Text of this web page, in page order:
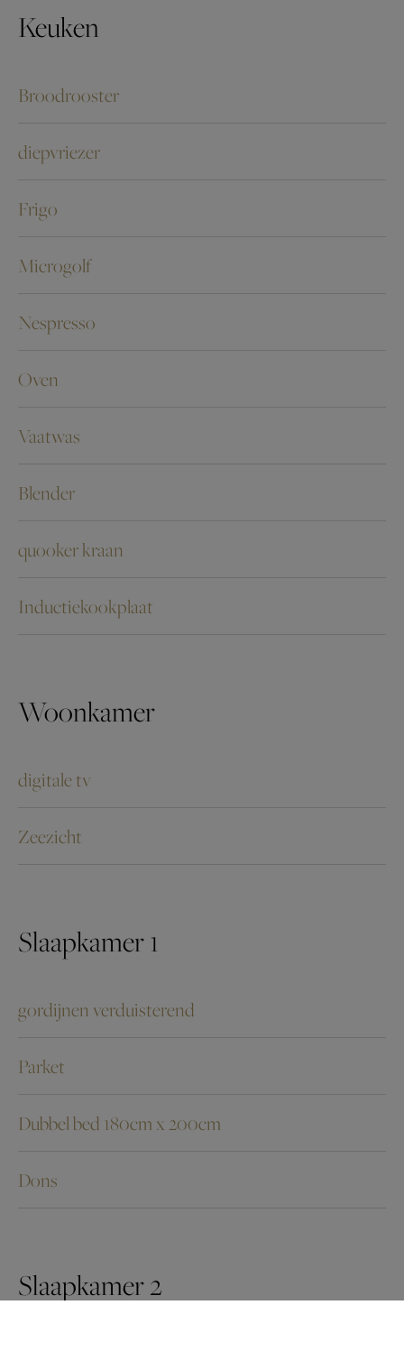
Keuken
Broodrooster
diepvriezer
Frigo
Microgolf
Nespresso
Oven
Vaatwas
Blender
quooker kraan
Inductiekookplaat
Woonkamer
digitale tv
Zeezicht
Slaapkamer 1
gordijnen verduisterend
Parket
Dubbel bed 180cm x 200cm
Dons
Slaapkamer 2